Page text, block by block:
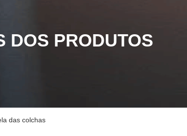
DOS PRODUTOS
das colchas